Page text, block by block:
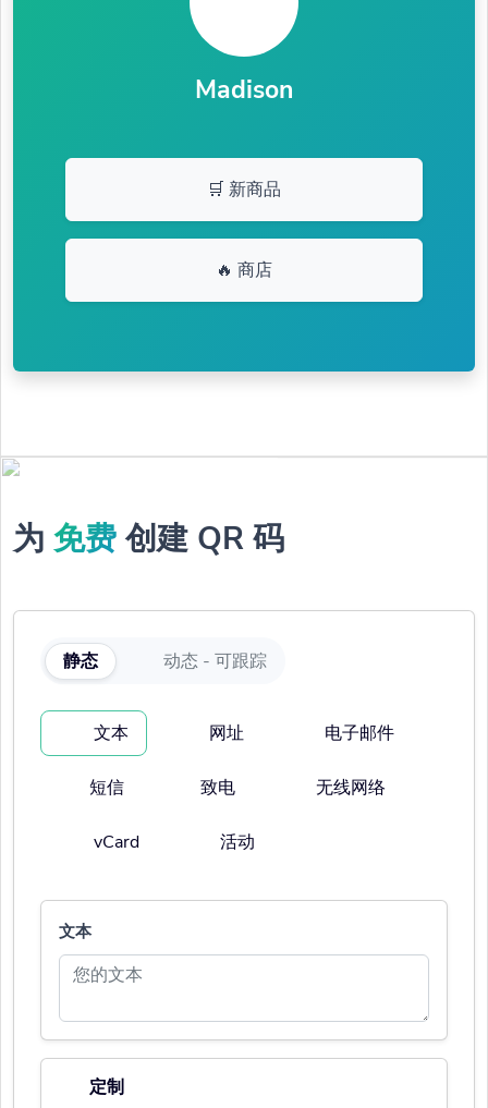
Madison
🛒 新商品
🔥 商店
为 免费 创建 QR 码
静态 动态 - 可跟踪
文本 网址 电子邮件
短信 致电 无线网络
vCard 活动
文本
定制